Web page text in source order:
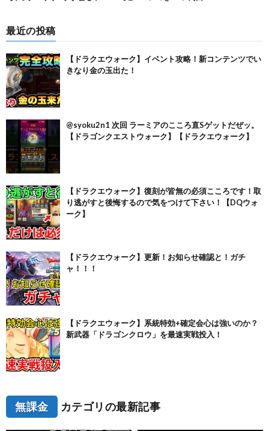
最近の投稿
【ドラクエウォーク】イベント攻略！新コンテンツでい
きなり金の玉出た！
@syoku2n1 次回 ラーミアのこころ直Sゲットだぜッ。
【ドラゴンクエストウォーク】【ドラクエウォーク】
【ドラクエウォーク】復刻が皆無の必須こころです！取
り逃がすと後悔するので気をつけて下さい！【DQウォ
ーク】
【ドラクエウォーク】更新！お知らせ確認と！ガチ
ャ！！！
【ドラクエウォーク】系統特効+確定会心は強いのか？
新武器「ドラゴンクロウ」を最速実戦投入！
無課金 カテゴリの最新記事